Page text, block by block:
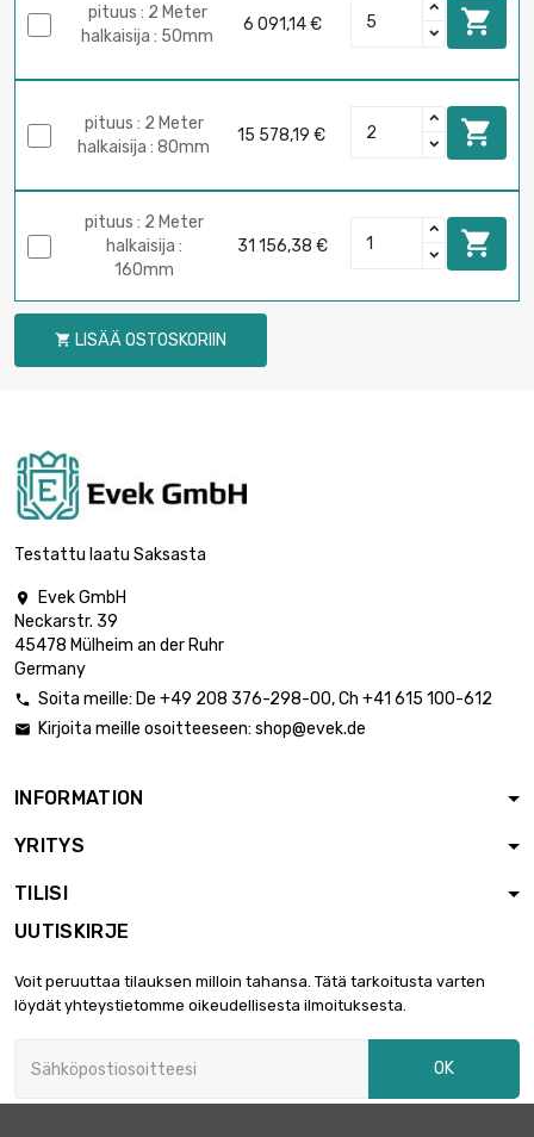
pituus : 2 Meter
halkaisija : 50mm
6 091,14 € 
pituus : 2 Meter
halkaisija : 80mm
15 578,19 € 
pituus : 2 Meter
halkaisija :
160mm
31 156,38 € 
 LISÄÄ OSTOSKORIIN
Testattu laatu Saksasta

Evek GmbH
Neckarstr. 39
45478 Mülheim an der Ruhr
Germany
 Soita meille: De +49 208 376-298-00, Ch +41 615 100-612
 Kirjoita meille osoitteeseen: shop@evek.de
INFORMATION
YRITYS
TILISI
UUTISKIRJE
Voit peruuttaa tilauksen milloin tahansa. Tätä tarkoitusta varten
löydät yhteystietomme oikeudellisesta ilmoituksesta.
OK